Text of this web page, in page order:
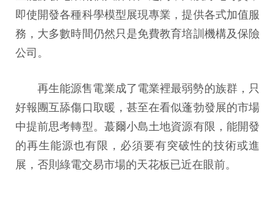
即使開發各種科學模型展現專業，提供各式加值服
務，大多數時間仍然只是免費教育培訓機構及保險
公司。
再生能源售電業成了電業裡最弱勢的族群，只
好報團互舔傷口取暖，甚至在看似蓬勃發展的市場
中提前思考轉型。蕞爾小島土地資源有限，能開發
的再生能源也有限，必須要有突破性的技術或進
展，否則綠電交易市場的天花板已近在眼前。